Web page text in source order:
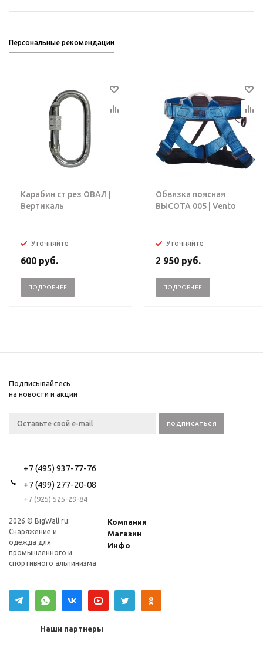
Персональные рекомендации
Карабин ст рез ОВАЛ |
Вертикаль
Уточняйте
600 руб.
ПОДРОБНЕЕ
Обвязка поясная
ВЫСОТА 005 | Vento
Уточняйте
2 950 руб.
ПОДРОБНЕЕ
Подписывайтесь
на новости и акции
+7 (495) 937-77-76
+7 (499) 277-20-08
+7 (925) 525-29-84
2026 © BigWall.ru:
Снаряжение и
одежда для
промышленного и
спортивного альпинизма
Компания
Магазин
Инфо
Наши партнеры